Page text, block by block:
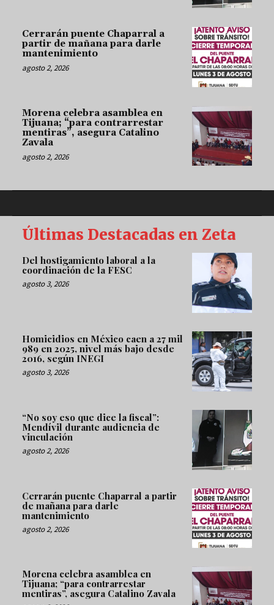
Cerrarán puente Chaparral a
partir de mañana para darle
mantenimiento
agosto 2, 2026
Morena celebra asamblea en
Tijuana; “para contrarrestar
mentiras”, asegura Catalino
Zavala
agosto 2, 2026
Últimas Destacadas en Zeta
Del hostigamiento laboral a la
coordinación de la FESC
agosto 3, 2026
Homicidios en México caen a 27 mil
989 en 2025, nivel más bajo desde
2016, según INEGI
agosto 3, 2026
“No soy eso que dice la fiscal”:
Mendívil durante audiencia de
vinculación
agosto 2, 2026
Cerrarán puente Chaparral a partir
de mañana para darle
mantenimiento
agosto 2, 2026
Morena celebra asamblea en
Tijuana; “para contrarrestar
mentiras”, asegura Catalino Zavala